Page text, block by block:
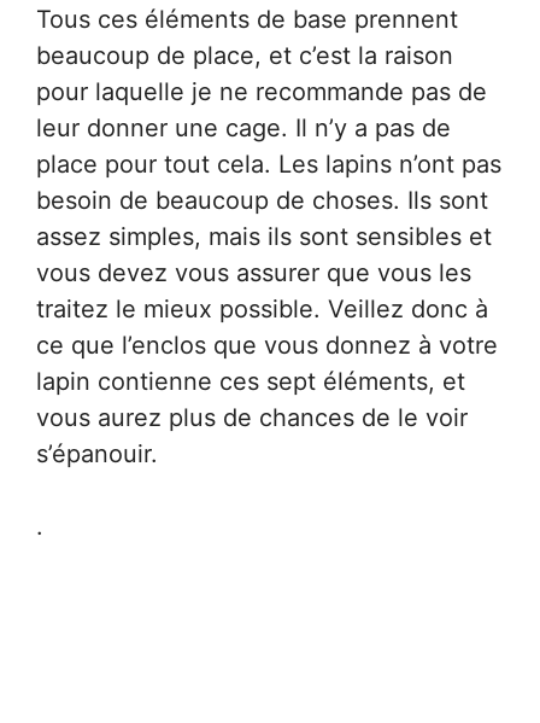
Tous ces éléments de base prennent
beaucoup de place, et c’est la raison
pour laquelle je ne recommande pas de
leur donner une cage. Il n’y a pas de
place pour tout cela. Les lapins n’ont pas
besoin de beaucoup de choses. Ils sont
assez simples, mais ils sont sensibles et
vous devez vous assurer que vous les
traitez le mieux possible. Veillez donc à
ce que l’enclos que vous donnez à votre
lapin contienne ces sept éléments, et
vous aurez plus de chances de le voir
s’épanouir.
.